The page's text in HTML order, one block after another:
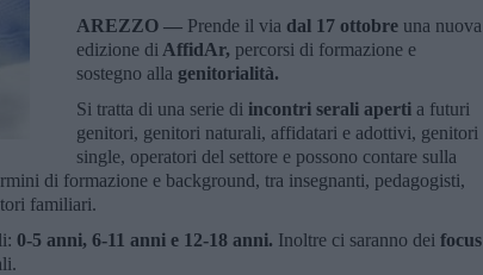
AREZZO — Prende il via dal 17 ottobre una nuova
edizione di AffidAr, percorsi di formazione e
sostegno alla genitorialità.
Si tratta di una serie di incontri serali aperti a futuri
genitori, genitori naturali, affidatari e adottivi, genitori
single, operatori del settore e possono contare sulla
di formazione e background, tra insegnanti, pedagogisti,
familiari.
0-5 anni, 6-11 anni e 12-18 anni. Inoltre ci saranno dei focus